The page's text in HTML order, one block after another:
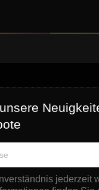
jederzeit